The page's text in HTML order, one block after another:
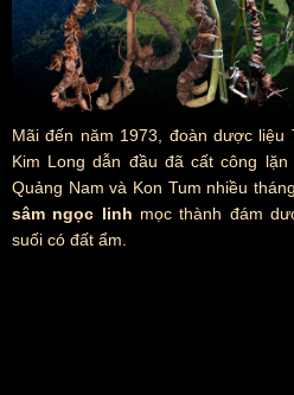
Mãi đến năm 1973, đoàn dược
Kim Long dẫn đầu đã cất công
Quảng Nam và Kon Tum nhiều
sâm ngọc linh mọc thành đám
suối có đất ẩm.